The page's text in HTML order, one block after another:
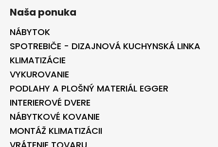
Naša ponuka
NÁBYTOK
SPOTREBIČE - DIZAJNOVÁ KUCHYNSKÁ LINKA
KLIMATIZÁCIE
VYKUROVANIE
PODLAHY A PLOŠNÝ MATERIÁL EGGER
INTERIEROVÉ DVERE
NÁBYTKOVÉ KOVANIE
MONTÁŽ KLIMATIZÁCII